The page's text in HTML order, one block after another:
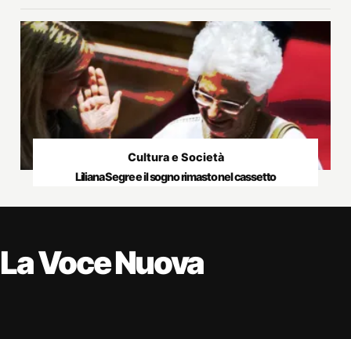
Cultura e Società
Liliana Segre e il sogno rimasto nel cassetto
La Voce Nuova